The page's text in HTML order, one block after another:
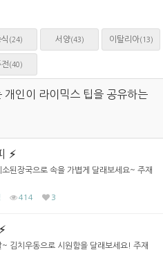
(24) 서양(43) 이탈리아(13)
(40)
개인이 라이믹스 팁을 공유하는
된장국으로 속을 가볍게 달래보세요~ 주재
414 3
김치우동으로 시원함을 달래보세요! 주재